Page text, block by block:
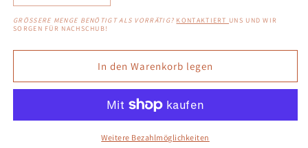
die
Menge
O`Donnell
„High
die
Menge
O`Donnell
Moonshine
„High
700ml
GRÖSSERE MENGE BENÖTIGT ALS VORRÄTIG? KONTAKTIERT UNS UND WIR
SORGEN FÜR NACHSCHUB!
In den Warenkorb legen
Weitere Bezahlmöglichkeiten